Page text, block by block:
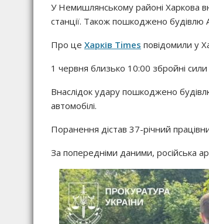
У Немишлянському районі Харкова
станції. Також пошкоджено
Про це Харків Times повідомили у
1 червня близько 10:00 збройні
Внаслідок удару пошкоджено
автомобілі.
Поранення дістав 37-річний
За попередніми даними, російська